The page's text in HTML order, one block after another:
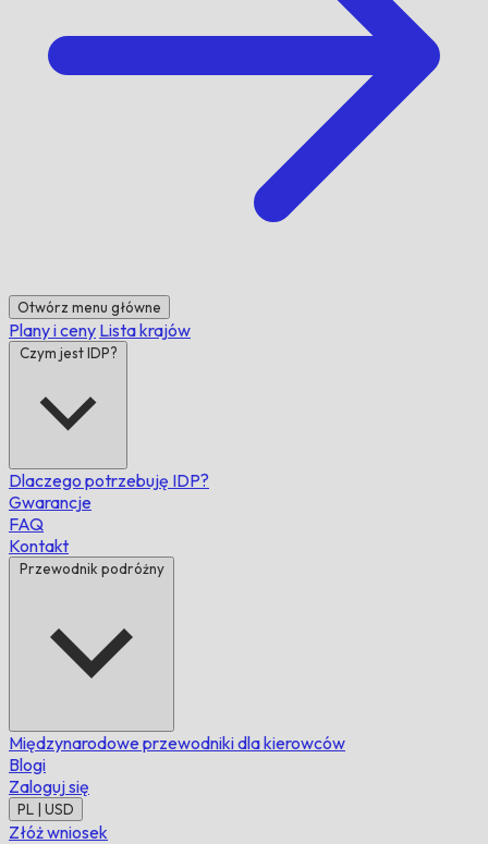
Otwórz menu główne
Plany i ceny Lista krajów
Czym jest IDP?
Dlaczego potrzebuję IDP?
Gwarancje
FAQ
Kontakt
Przewodnik podróżny
Międzynarodowe przewodniki dla kierowców
Blogi
Zaloguj się
PL | USD
Złóż wniosek